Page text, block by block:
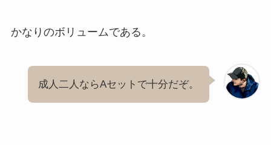
かなりのボリュームである。
成人二人ならAセットで十分だぞ。